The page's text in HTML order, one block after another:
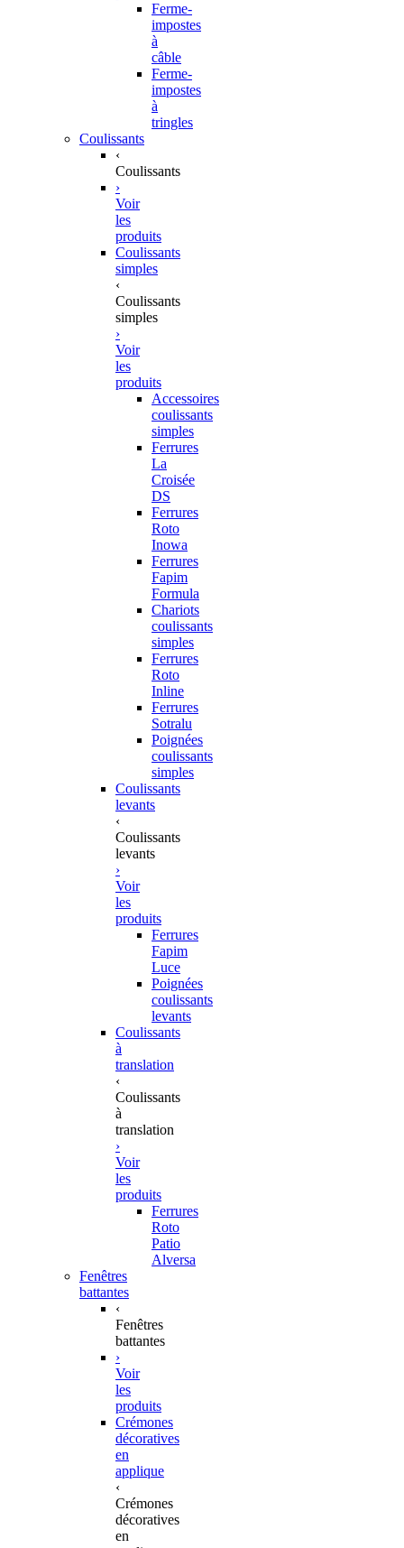
Ferme-
impostes
à
câble
Ferme-
impostes
à
tringles
Coulissants
‹
Coulissants
›
Voir
les
produits
Coulissants
simples
‹
Coulissants
simples
›
Voir
les
produits
Accessoires
coulissants
simples
Ferrures
La
Croisée
DS
Ferrures
Roto
Inowa
Ferrures
Fapim
Formula
Chariots
coulissants
simples
Ferrures
Roto
Inline
Ferrures
Sotralu
Poignées
coulissants
simples
Coulissants
levants
‹
Coulissants
levants
›
Voir
les
produits
Ferrures
Fapim
Luce
Poignées
coulissants
levants
Coulissants
à
translation
‹
Coulissants
à
translation
›
Voir
les
produits
Ferrures
Roto
Patio
Alversa
Fenêtres
battantes
‹
Fenêtres
battantes
›
Voir
les
produits
Crémones
décoratives
en
applique
‹
Crémones
décoratives
en